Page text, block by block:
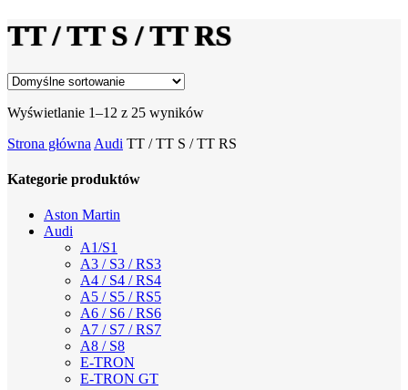
TT / TT S / TT RS
Wyświetlanie 1–12 z 25 wyników
Strona główna Audi TT / TT S / TT RS
Kategorie produktów
Aston Martin
Audi
A1/S1
A3 / S3 / RS3
A4 / S4 / RS4
A5 / S5 / RS5
A6 / S6 / RS6
A7 / S7 / RS7
A8 / S8
E-TRON
E-TRON GT